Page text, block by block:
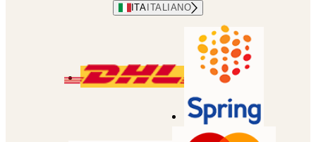
ITA ITALIANO